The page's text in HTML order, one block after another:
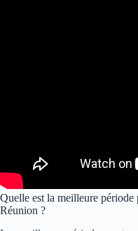
Quelle est la meilleure
Réunion ?